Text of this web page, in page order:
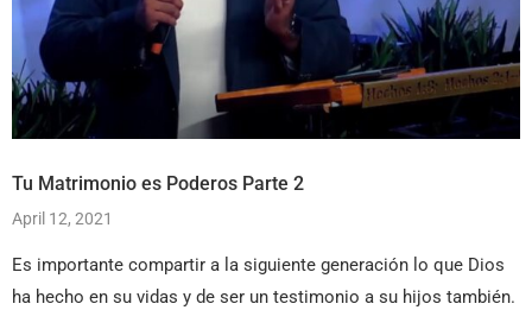
Tu Matrimonio es Poderos Parte 2
April 12, 2021
Es importante compartir a la siguiente generación lo que Dios
ha hecho en su vidas y de ser un testimonio a su hijos también.